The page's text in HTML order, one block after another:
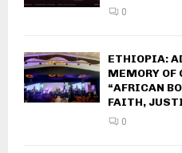
0
ETHIOPIA:
MEMORY
“AFRICAN
FAITH,
0